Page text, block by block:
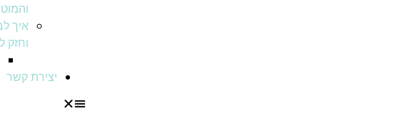
איך
וחזק
יצירת קשר